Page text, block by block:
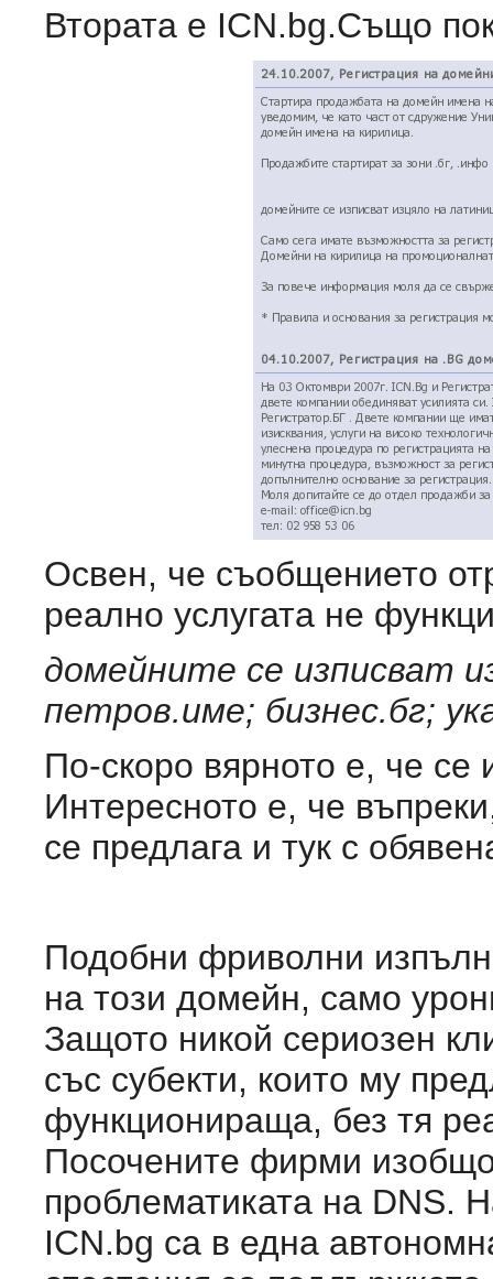
Втората е ICN.bg.Също
Освен, че съобщението
реално услугата не
домейните се изписват
петров.име; бизнес.бг;
По-скоро вярното е, че се
Интересното е, че
се предлага и тук с
Подобни фриволни
на този домейн, само
Защото никой сериозен
със субекти, които му
функционираща, без тя
Посочените фирми
проблематиката на DNS.
ICN.bg са в една